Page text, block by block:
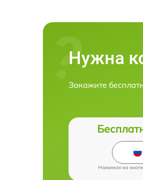
Нужна
Закажите
Нажимая на